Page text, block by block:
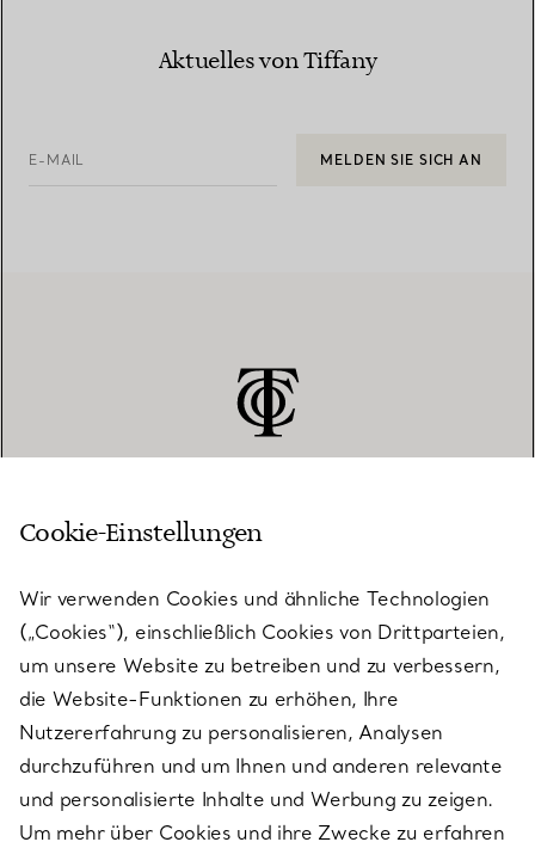
Aktuelles von Tiffany
E-MAIL MELDEN SIE SICH AN
KUNDENSERVICE
SERVICES
ÜBER TIFFANY & CO.
RECHTLICHE HINWEISE
Cookie-Einstellungen
Wir verwenden Cookies und ähnliche Technologien
(„Cookies“), einschließlich Cookies von Drittparteien,
um unsere Website zu betreiben und zu verbessern,
die Website-Funktionen zu erhöhen, Ihre
Nutzererfahrung zu personalisieren, Analysen
durchzuführen und um Ihnen und anderen relevante
und personalisierte Inhalte und Werbung zu zeigen.
Um mehr über Cookies und ihre Zwecke zu erfahren